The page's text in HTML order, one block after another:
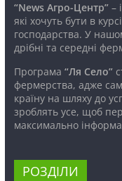
“News Агро-Центр”–
які хочуть бути в
господарства. У
дрібні та середні
Програма “Ля Село”
фермерства, адже
країну на шляху до
зроблять усе, щоб
максимально
РОЗДІЛИ